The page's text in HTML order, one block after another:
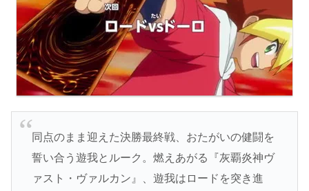
同点のまま迎えた決勝最終戦、おたがいの健闘を
誓い合う遊我とルーク。燃えあがる『灰覇炎神ヴ
ァスト・ヴァルカン』、遊我はロードを突き進